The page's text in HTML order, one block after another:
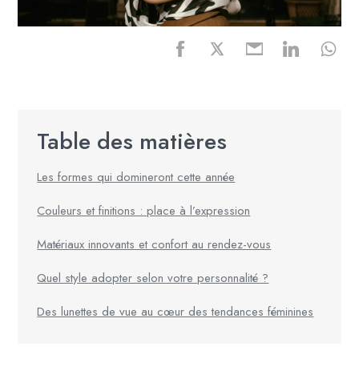
Table des matières
Les formes qui domineront cette année
Couleurs et finitions : place à l’expression
Matériaux innovants et confort au rendez-vous
Quel style adopter selon votre personnalité ?
Des lunettes de vue au cœur des tendances féminines